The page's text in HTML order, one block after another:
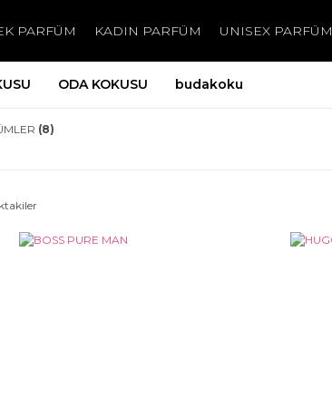
PARFÜM KADIN PARFÜM UNISEX PARFÜM
ODA KOKUSU budakoku
(8)